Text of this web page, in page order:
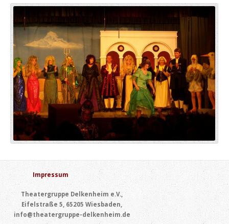
Impressum
Theatergruppe Delkenheim e.V.,
Eifelstraße 5, 65205 Wiesbaden,
info@theatergruppe-delkenheim.de